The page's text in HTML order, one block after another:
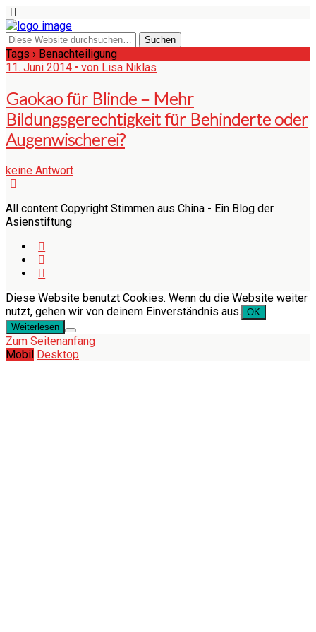
Tags › Benachteiligung
11. Juni 2014 • von Lisa Niklas
Gaokao für Blinde – Mehr
Bildungsgerechtigkeit für Behinderte oder
Augenwischerei?
keine Antwort
All content Copyright Stimmen aus China - Ein Blog der
Asienstiftung
Diese Website benutzt Cookies. Wenn du die Website weiter
nutzt, gehen wir von deinem Einverständnis aus. OK
Weiterlesen
Zum Seitenanfang
Mobil Desktop